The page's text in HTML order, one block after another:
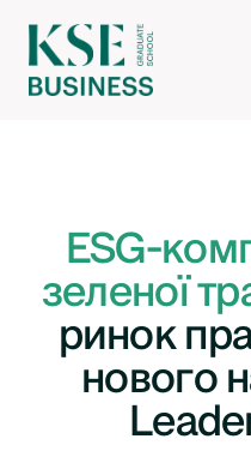
ESG-
зеленої
ринок
нового